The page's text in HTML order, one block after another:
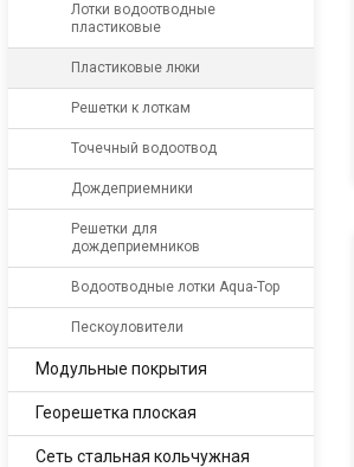
Лотки водоотводные
пластиковые
Пластиковые люки
Решетки к лоткам
Точечный водоотвод
Дождеприемники
Решетки для
дождеприемников
Водоотводные лотки Aqua-Top
Пескоуловители
Модульные покрытия
Георешетка плоская
Сеть стальная кольчужная